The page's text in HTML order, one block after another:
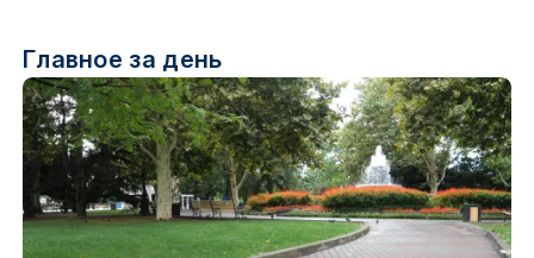
Главное за день